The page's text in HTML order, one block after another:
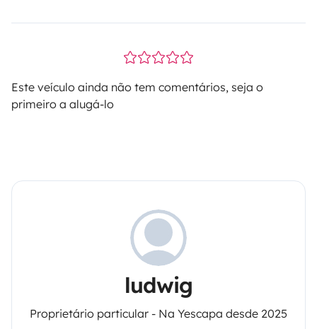
Este veículo ainda não tem comentários, seja o
primeiro a alugá-lo
ludwig
Proprietário particular - Na Yescapa desde 2025